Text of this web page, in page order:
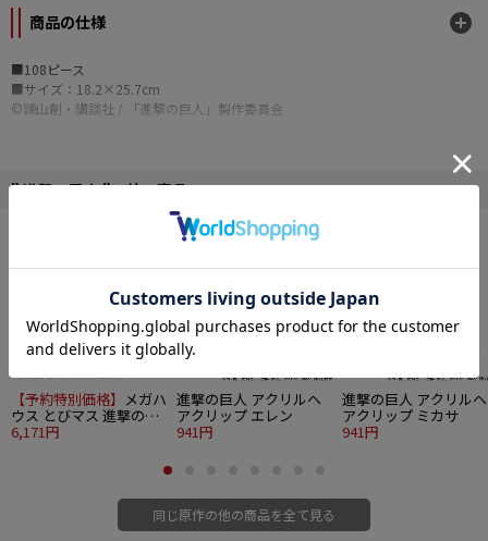
商品の仕様
■108ピース
■サイズ：18.2×25.7cm
©諫山創・講談社 / 「進撃の巨人」製作委員会
" 進撃の巨人 "の他の商品
【予約特別価格】 メガハ
ウス とびマス 進撃の巨
人 6個入り1BOX
6,171円
進撃の巨人 アクリルヘ
アクリップ エレン
941円
進撃の巨人 アクリルヘ
アクリップ ミカサ
941円
同じ原作の他の商品を全て見る